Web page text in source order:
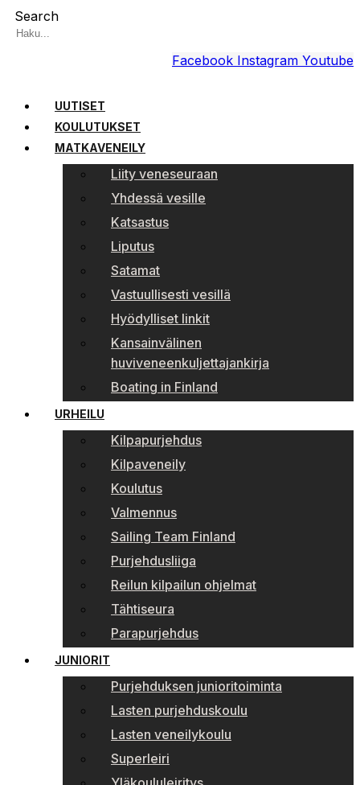
Search
Facebook Instagram Youtube
UUTISET
KOULUTUKSET
MATKAVENEILY
Liity veneseuraan
Yhdessä vesille
Katsastus
Liputus
Satamat
Vastuullisesti vesillä
Hyödylliset linkit
Kansainvälinen
huviveneenkuljettajankirja
Boating in Finland
URHEILU
Kilpapurjehdus
Kilpaveneily
Koulutus
Valmennus
Sailing Team Finland
Purjehdusliiga
Reilun kilpailun ohjelmat
Tähtiseura
Parapurjehdus
JUNIORIT
Purjehduksen junioritoiminta
Lasten purjehduskoulu
Lasten veneilykoulu
Superleiri